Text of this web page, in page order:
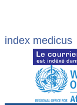
index medicus